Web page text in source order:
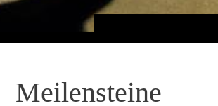
Meilensteine